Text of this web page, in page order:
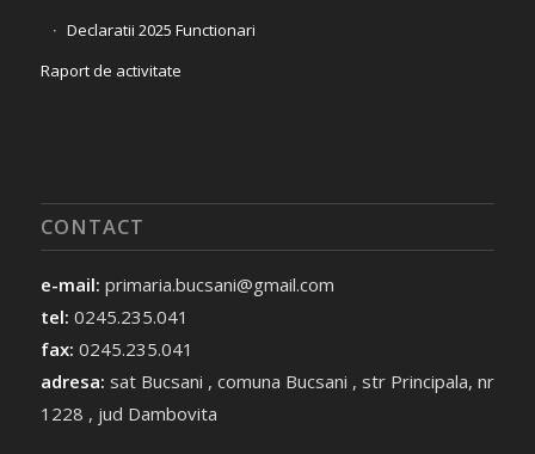
Declaratii 2025 Functionari
Raport de activitate
CONTACT
e-mail: primaria.bucsani@gmail.com
tel: 0245.235.041
fax: 0245.235.041
adresa: sat Bucsani , comuna Bucsani , str Principala, nr
1228 , jud Dambovita